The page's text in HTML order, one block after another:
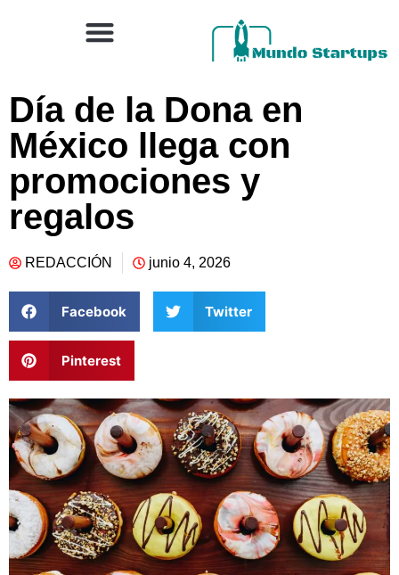
Día de la Dona en
México llega con
promociones y
regalos
REDACCIÓN junio 4, 2026
Facebook Twitter
Pinterest